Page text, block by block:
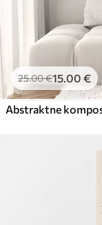
25.00€15.00 €
Abstraktne